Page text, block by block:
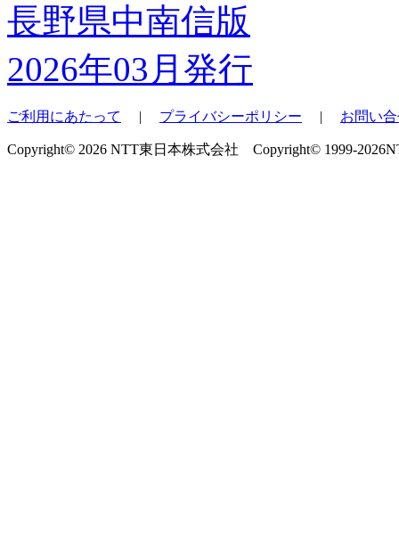
長野県中南信版
2026年03月発行
ご利用にあたって | プライバシーポリシー | お問い
Copyright© 2026 NTT東日本株式会社 Copyright© 1999-